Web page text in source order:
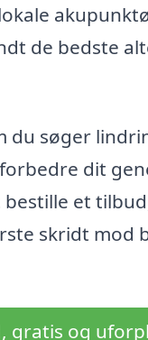
de bedste
du søger
dit
et
skridt mod
gratis og